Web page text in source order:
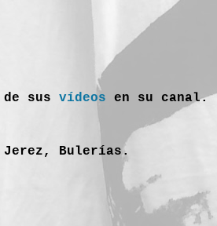
sus vídeos en su canal.
Jerez, Bulerías.